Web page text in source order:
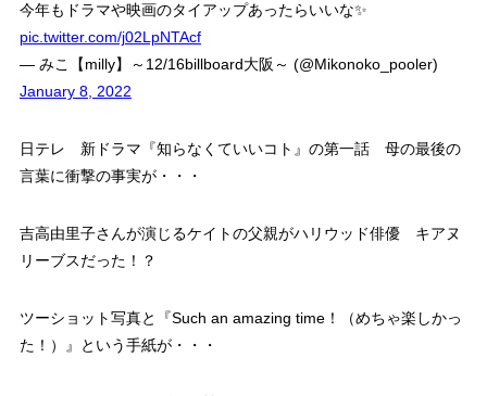
今年もドラマや映画のタイアップあったらいいな✨
pic.twitter.com/j02LpNTAcf
— みこ【milly】～12/16billboard大阪～ (@Mikonoko_pooler)
January 8, 2022
日テレ 新ドラマ『知らなくていいコト』の第一話 母の最後の
言葉に衝撃の事実が・・・
吉高由里子さんが演じるケイトの父親がハリウッド俳優 キアヌ
リーブスだった！？
ツーショット写真と『Such an amazing time！（めちゃ楽しかっ
た！）』という手紙が・・・